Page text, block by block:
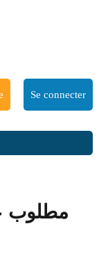
Se connecter
مطلوب